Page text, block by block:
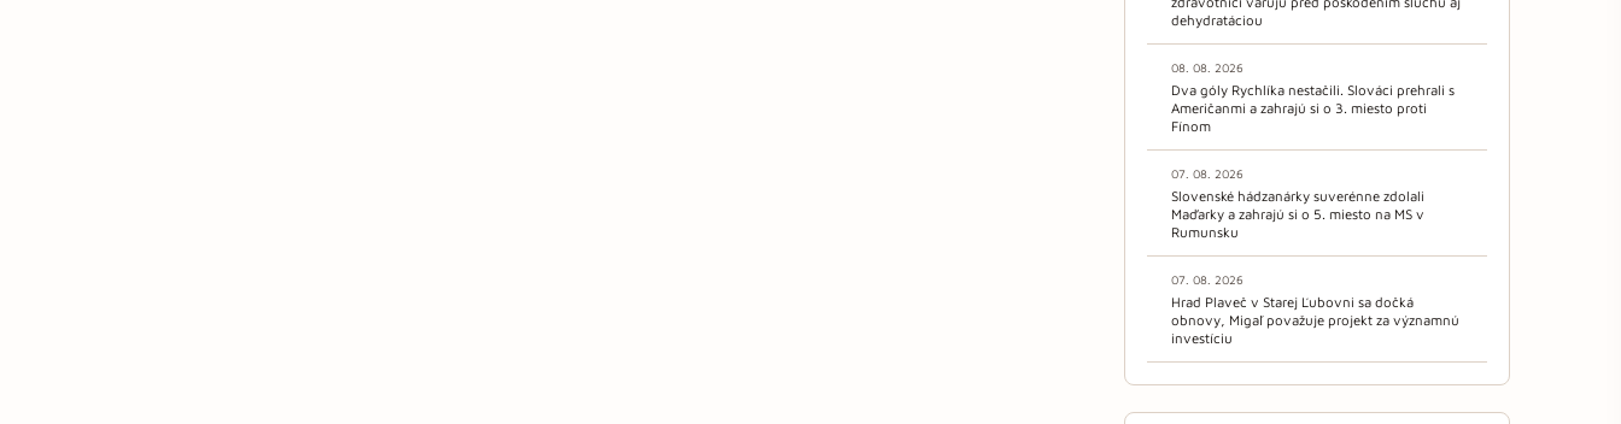
dehydratáciou
08. 08. 2026
Dva góly Rychlíka nestačili. Slováci prehrali s
Američanmi a zahrajú si o 3. miesto proti
Fínom
07. 08. 2026
Slovenské hádzanárky suverénne zdolali
Maďarky a zahrajú si o 5. miesto na MS v
Rumunsku
07. 08. 2026
Hrad Plaveč v Starej Ľubovni sa dočká
obnovy, Migaľ považuje projekt za významnú
investíciu